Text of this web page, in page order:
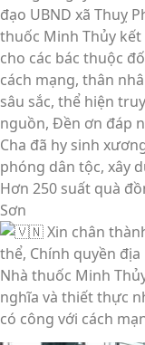
đạo UBND xã Thuỵ
thuốc Minh Thủy
cho các bác thuộc
cách mạng, thân
sâu sắc, thể hiện
nguồn, Đền ơn đáp
Cha đã hy sinh
phóng dân tộc, xây
Hơn 250 suất quà
Sơn
Xin chân
thể, Chính quyền
Nhà thuốc Minh
nghĩa và thiết thực
có công với cách